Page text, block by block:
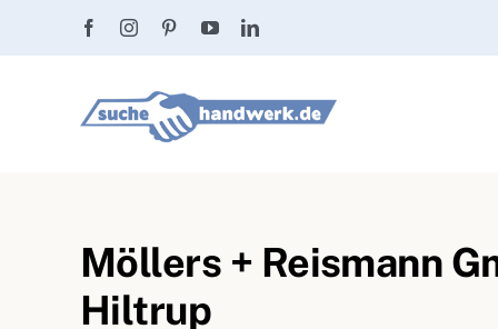
Möllers + Reismann
Hiltrup